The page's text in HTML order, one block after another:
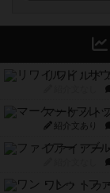
リワイルド
マーケット
紹介文あり
ファイアー
ワン・トゥ